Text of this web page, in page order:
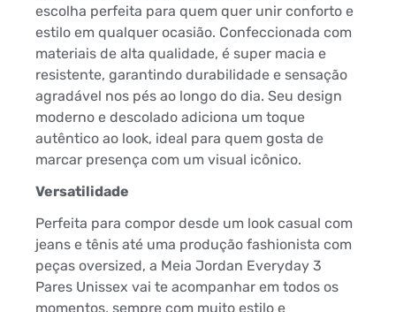
escolha perfeita para quem quer unir conforto e
estilo em qualquer ocasião. Confeccionada com
materiais de alta qualidade, é super macia e
resistente, garantindo durabilidade e sensação
agradável nos pés ao longo do dia. Seu design
moderno e descolado adiciona um toque
autêntico ao look, ideal para quem gosta de
marcar presença com um visual icônico.
Versatilidade
Perfeita para compor desde um look casual com
jeans e tênis até uma produção fashionista com
peças oversized, a Meia Jordan Everyday 3
Pares Unissex vai te acompanhar em todos os
momentos, sempre com muito estilo e